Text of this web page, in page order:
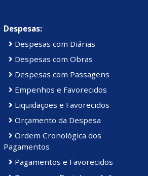
Despesas:
Despesas com Diárias
Despesas com Obras
Despesas com Passagens
Empenhos e Favorecidos
Liquidações e Favorecidos
Orçamento da Despesa
Ordem Cronológica dos
Pagamentos
Pagamentos e Favorecidos